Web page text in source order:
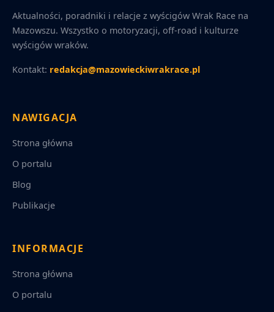
Aktualności, poradniki i relacje z wyścigów Wrak Race na
Mazowszu. Wszystko o motoryzacji, off-road i kulturze
wyścigów wraków.
Kontakt: redakcja@mazowieckiwrakrace.pl
NAWIGACJA
Strona główna
O portalu
Blog
Publikacje
INFORMACJE
Strona główna
O portalu